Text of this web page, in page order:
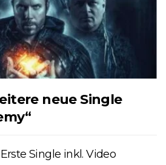
neue Single
Single inkl. Video